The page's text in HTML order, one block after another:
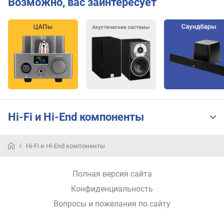
а
е
и
я
(
Б
н
Hi-Fi и Hi-End компоненты
Hi-Fi и Hi-End компоненты
Полная версия сайта
Конфиденциальность
Вопросы и пожелания по сайту